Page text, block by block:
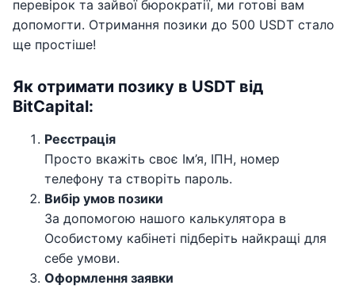
перевірок та зайвої бюрократії, ми готові вам
допомогти. Отримання позики до 500 USDT стало
ще простіше!
Як отримати позику в USDT від
ВіtСаріtal:
Реєстрація
Просто вкажіть своє Ім’я, ІПН, номер
телефону та створіть пароль.
Вибір умов позики
За допомогою нашого калькулятора в
Особистому кабінеті підберіть найкращі для
себе умови.
Оформлення заявки